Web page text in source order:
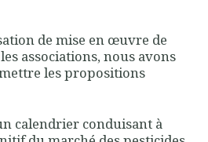
de mise en œuvre de
associations, nous avons
les propositions
calendrier conduisant à